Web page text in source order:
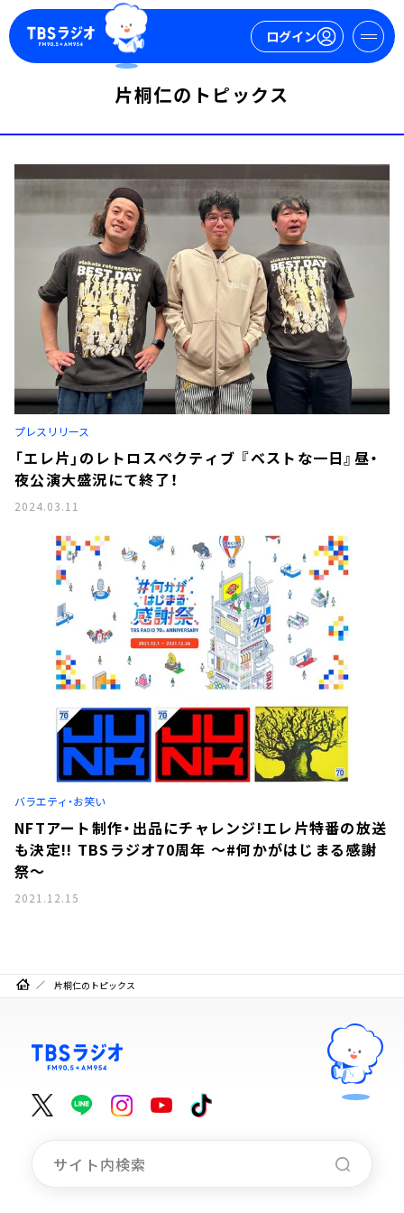
ログイン
今日の番組表
週間番組表
トピックス
TBS Podcast
お知らせ
イベント・グッズ
YouTube
会社情報
片桐仁のトピックス
プレスリリース
「エレ片」のレトロスペクティブ 『ベストな一日』昼・
夜公演大盛況にて終了！
2024.03.11
バラエティ・お笑い
NFTアート制作・出品にチャレンジ!エレ片特番の放送
も決定!! TBSラジオ70周年 ～#何かがはじまる感謝
祭～
2021.12.15
片桐仁のトピックス